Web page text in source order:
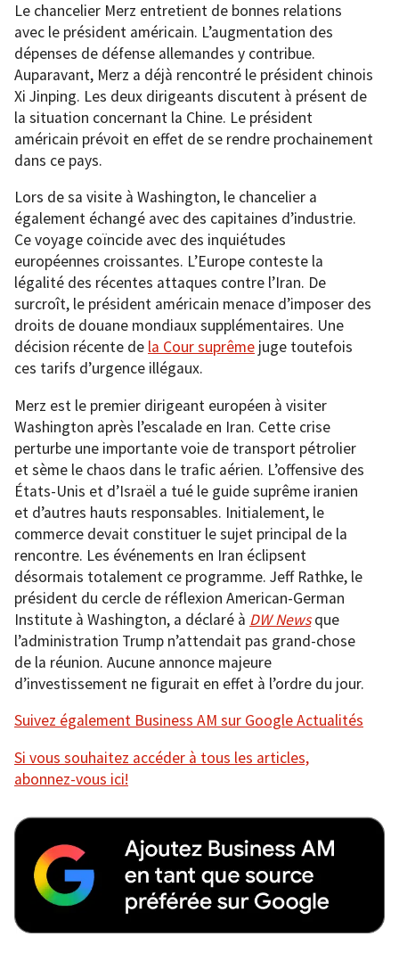
Le chancelier Merz entretient de bonnes relations
avec le président américain. L’augmentation des
dépenses de défense allemandes y contribue.
Auparavant, Merz a déjà rencontré le président chinois
Xi Jinping. Les deux dirigeants discutent à présent de
la situation concernant la Chine. Le président
américain prévoit en effet de se rendre prochainement
dans ce pays.
Lors de sa visite à Washington, le chancelier a
également échangé avec des capitaines d’industrie.
Ce voyage coïncide avec des inquiétudes
européennes croissantes. L’Europe conteste la
légalité des récentes attaques contre l’Iran. De
surcroît, le président américain menace d’imposer des
droits de douane mondiaux supplémentaires. Une
décision récente de la Cour suprême juge toutefois
ces tarifs d’urgence illégaux.
Merz est le premier dirigeant européen à visiter
Washington après l’escalade en Iran. Cette crise
perturbe une importante voie de transport pétrolier
et sème le chaos dans le trafic aérien. L’offensive des
États-Unis et d’Israël a tué le guide suprême iranien
et d’autres hauts responsables. Initialement, le
commerce devait constituer le sujet principal de la
rencontre. Les événements en Iran éclipsent
désormais totalement ce programme. Jeff Rathke, le
président du cercle de réflexion American-German
Institute à Washington, a déclaré à DW Newsque
l’administration Trump n’attendait pas grand-chose
de la réunion. Aucune annonce majeure
d’investissement ne figurait en effet à l’ordre du jour.
Suivez également Business AM sur Google Actualités
Si vous souhaitez accéder à tous les articles,
abonnez-vous ici!